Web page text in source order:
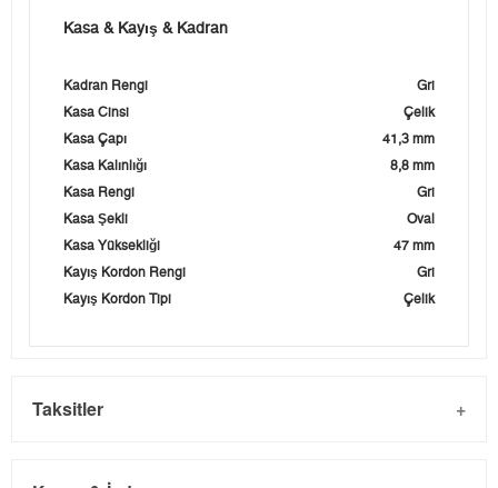
Kasa & Kayış & Kadran
Kadran Rengi
Gri
Kasa Cinsi
Çelik
Kasa Çapı
41,3 mm
Kasa Kalınlığı
8,8 mm
Kasa Rengi
Gri
Kasa Şekli
Oval
Kasa Yüksekliği
47 mm
Kayış Kordon Rengi
Gri
Kayış Kordon Tipi
Çelik
Taksitler